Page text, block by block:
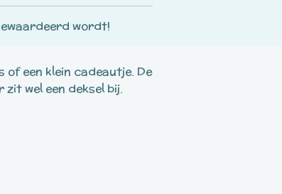
wordt!
of een klein cadeautje. De
zit wel een deksel bij.